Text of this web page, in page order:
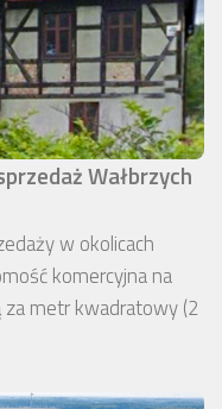
Wałbrzych
w okolicach
komercyjna na
za metr kwadratowy (2